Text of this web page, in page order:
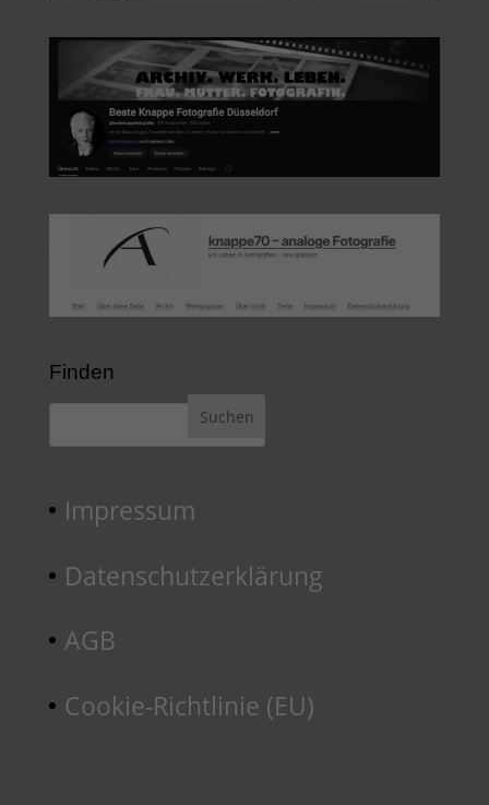
Finden
Impressum
Datenschutzerklärung
AGB
Cookie-Richtlinie (EU)